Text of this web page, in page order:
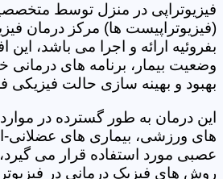
فیزیوتراپی در منزل توسط
(فیزیوتراپیست ها) مرکز درمان
بفروئیه ارائه و اجرا می باشد، این
وضعیت بیمار، برنامه های
بهبود و بهینه سازی حالت فیزیکی
این درمان به طور گسترده در
های ورزشی، بیماری های
عصبی مورد استفاده قرار می گیرد،
روش های فیزیک درمانی در